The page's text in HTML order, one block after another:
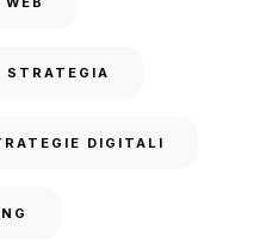
STRATEGIA
DIGITALI